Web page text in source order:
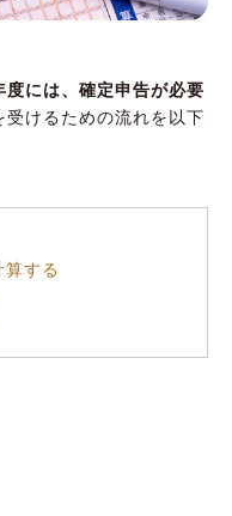
には、確定申告が必要
受けるための流れを以下
する